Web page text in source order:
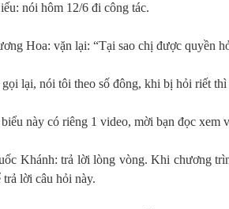
nói hôm 12/6 đi công tác.
Hoa: vặn lại: “Tại sao chị được quyền
gọi lại, nói tôi theo số đông, khi bị hỏi riết
này có riêng 1 video, mời bạn đọc xem
Khánh: trả lời lòng vòng. Khi chương
lời câu hỏi này.